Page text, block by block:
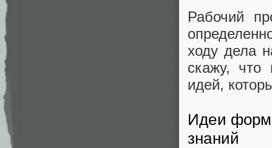
Рабочий
ходу дела
скажу, что
идей,
Идеи
знаний